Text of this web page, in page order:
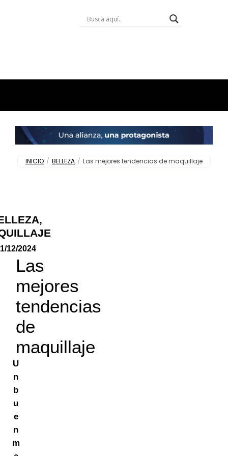
INICIO / BELLEZA / Las mejores tendencias de maquillaje
,
12/2024
Las
mejores
tendencias
de
maquillaje
U
n
b
u
e
n
m